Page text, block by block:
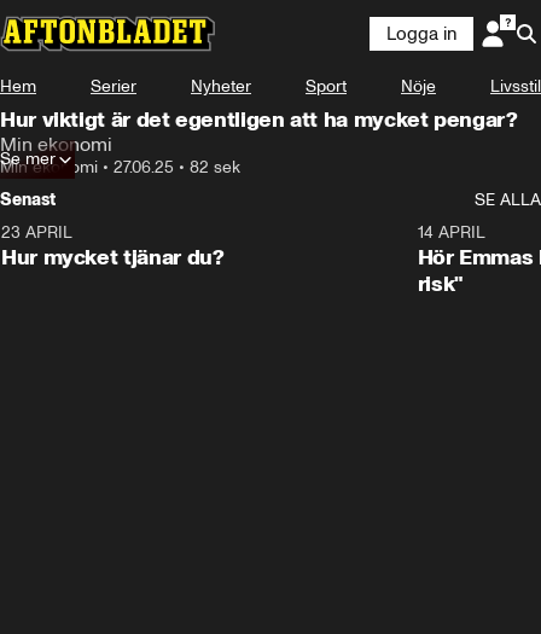
Logga in
Hem Serier Nyheter Sport Nöje Livsstil
Hur viktigt är det egentligen att ha mycket pengar?
Min ekonomi
Min ekonomi • 27.06.25 • 82 sek
Se mer
Senast
SE ALLA
23 APRIL
Hur mycket tjänar du?
14 APRIL
Hör
risk"